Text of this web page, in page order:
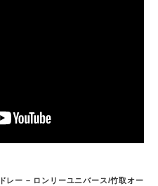
レー – ロンリーユニバース/竹取オー